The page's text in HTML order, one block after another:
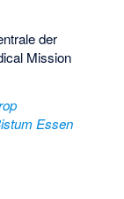
der
Mission
Essen